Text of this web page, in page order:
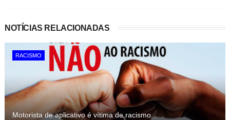
NOTÍCIAS RELACIONADAS
RACISMO
Motorista de aplicativo é vítima de racismo